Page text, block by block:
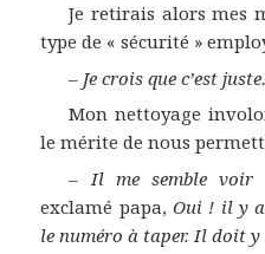
Je retirais alors mes
type de « sécurité »
– Je crois que c’est
Mon nettoyage
le mérite de nous
–Il me semble
exclamé papa, Oui ! il y a
le numéro à taper. Il doit